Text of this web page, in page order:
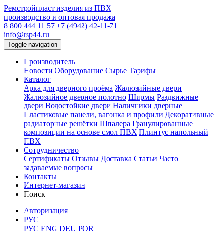
Ремстройпласт изделия из ПВХ
производство и оптовая продажа
8 800 444 11 57 +7 (4942) 42-11-71
info@rsp44.ru
Toggle navigation
Производитель
Новости Оборудование Сырье Тарифы
Каталог
Арка для дверного проёма Жалюзийные двери
Жалюзийное дверное полотно Ширмы Раздвижные
двери Водостойкие двери Наличники дверные
Пластиковые панели, вагонка и профили Декоративные
радиаторные решётки Шпалера Гранулированные
композиции на основе смол ПВХ Плинтус напольный
ПВХ
Сотрудничество
Сертификаты Отзывы Доставка Статьи Часто
задаваемые вопросы
Контакты
Интернет-магазин
Поиск
Авторизация
РУС
РУС ENG DEU POR